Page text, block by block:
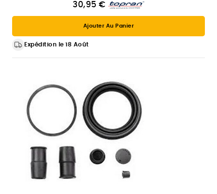
30,95 €
Ajouter Au Panier
Expédition le 18 Août